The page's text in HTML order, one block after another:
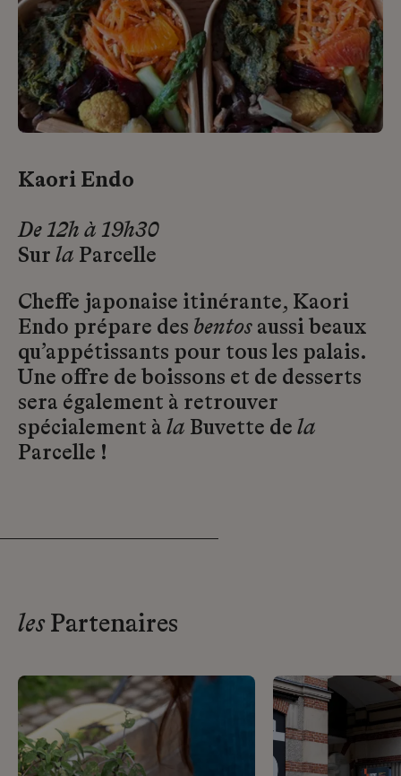
Kaori Endo
De 12h à 19h30
Sur la Parcelle
Cheffe japonaise itinérante, Kaori
Endo prépare des bentos aussi beaux
qu’appétissants pour tous les palais.
Une offre de boissons et de desserts
sera également à retrouver
spécialement à la Buvette de la
Parcelle !
lesPartenaires